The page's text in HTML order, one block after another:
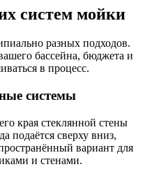
систем мойки
разных подходов.
бассейна, бюджета и
в процесс.
системы
края стеклянной стены
подаётся сверху вниз,
вариант для
и стенами.